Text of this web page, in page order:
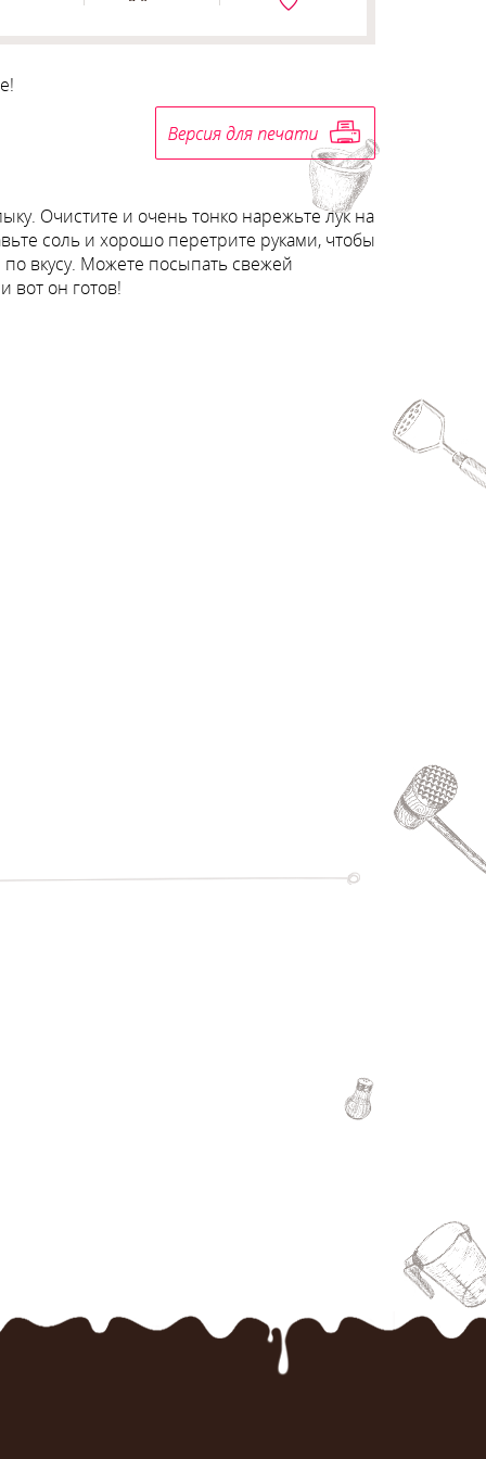
Очистите и очень тонко нарежьте лук на
соль и хорошо перетрите руками, чтобы
по вкусу. Можете посыпать свежей
он готов!